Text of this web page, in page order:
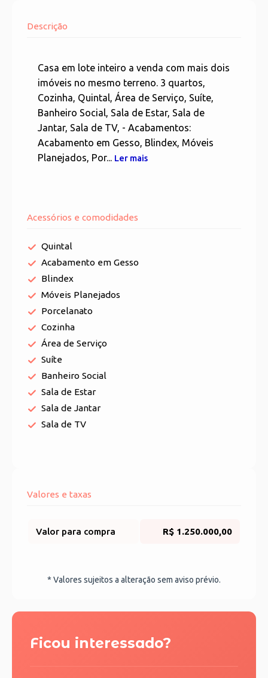
Descrição
Casa em lote inteiro a venda com mais dois
imóveis no mesmo terreno. 3 quartos,
Cozinha, Quintal, Área de Serviço, Suíte,
Banheiro Social, Sala de Estar, Sala de
Jantar, Sala de TV, - Acabamentos:
Acabamento em Gesso, Blindex, Móveis
Planejados, Por... Ler mais
Acessórios e comodidades
Quintal
Acabamento em Gesso
Blindex
Móveis Planejados
Porcelanato
Cozinha
Área de Serviço
Suíte
Banheiro Social
Sala de Estar
Sala de Jantar
Sala de TV
Valores e taxas
Valor para compra R$ 1.250.000,00
* Valores sujeitos a alteração sem aviso prévio.
Ficou interessado?